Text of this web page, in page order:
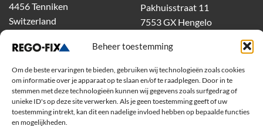
Beheer toestemming
Om de beste ervaringen te bieden, gebruiken wij technologieën zoals cookies
om informatie over je apparaat op te slaan en/of te raadplegen. Door in te
stemmen met deze technologieën kunnen wij gegevens zoals surfgedrag of
unieke ID's op deze site verwerken. Als je geen toestemming geeft of uw
toestemming intrekt, kan dit een nadelige invloed hebben op bepaalde functies
en mogelijkheden.
4456 Tenniken
Switzerland
Pakhuisstraat 11
7553 GX Hengelo
dixiholland@dixi.com
www.dixipolytool.com
Volg ons op Youtube
Volg ons op Linkedin